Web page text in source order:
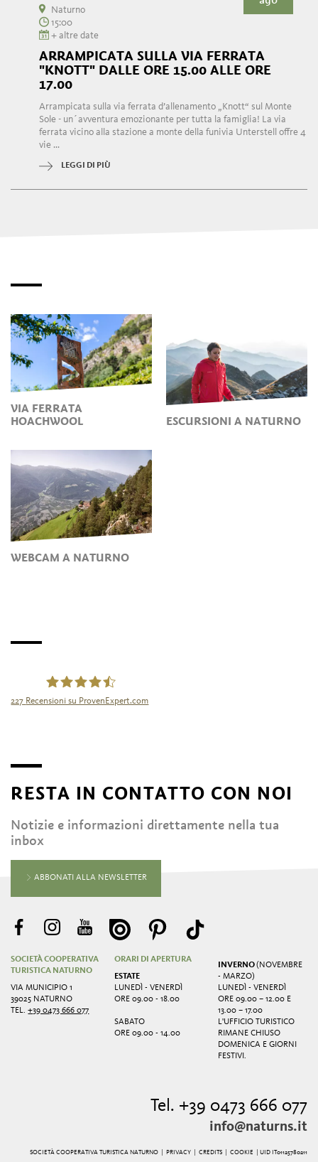
Naturno
15:00
+ altre date
ARRAMPICATA SULLA VIA FERRATA
"KNOTT" DALLE ORE 15.00 ALLE ORE
17.00
Arrampicata sulla via ferrata d’allenamento „Knott“ sul Monte
Sole - un´avventura emozionante per tutta la famiglia! La via
ferrata vicino alla stazione a monte della funivia Unterstell offre 4
vie ...
LEGGI DI PIÙ
VIA FERRATA
HOACHWOOL
ESCURSIONI A NATURNO
WEBCAM A NATURNO
227 Recensioni su ProvenExpert.com
RESTA IN CONTATTO CON NOI
Notizie e informazioni direttamente nella tua
inbox
ABBONATI ALLA NEWSLETTER
SOCIETÀ COOPERATIVA
TURISTICA NATURNO
VIA MUNICIPIO 1
39025 NATURNO
TEL.+39 0473 666 077
ORARI DI APERTURA
ESTATE
LUNEDÌ - VENERDÌ
ORE 09.00 - 18.00
SABATO
ORE 09.00 - 14.00
INVERNO(NOVEMBRE
- MARZO)
LUNEDÌ - VENERDÌ
ORE 09.00 – 12.00 E
13.00 – 17.00
L'UFFICIO TURISTICO
RIMANE CHIUSO
DOMENICA E GIORNI
FESTIVI.
Tel. +39 0473 666 077
info@naturns.it
SOCIETÀ COOPERATIVA TURISTICA NATURNO | PRIVACY| CREDITS| COOKIE | UID IT01125780211